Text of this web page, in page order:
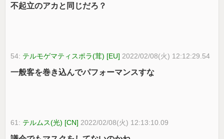
不起立のアカと同じだろ？
54: テルモゲマティスポラ(茸) [EU] 2022/02/08(火) 12:12:29.54
一般客を巻き込んでパフォーマンスすな
61: テルムス(光) [CN] 2022/02/08(火) 12:13:10.09